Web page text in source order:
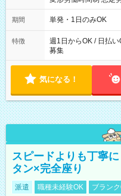
～21：00
期間 単発・1日のみOK
特徴
週1日からOK / 日払
募集
気になる！
スピードよりも丁寧
タン×完全座り
派遣 職種未経験OK ブラン